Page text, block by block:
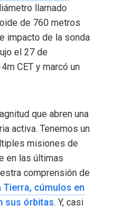
llamado
de 760 metros
impacto de la sonda
el 27 de
CET y marcó un
que abren una
activa. Tenemos un
misiones de
en las últimas
comprensión de
cúmulos en
sus órbitas. Y, casi